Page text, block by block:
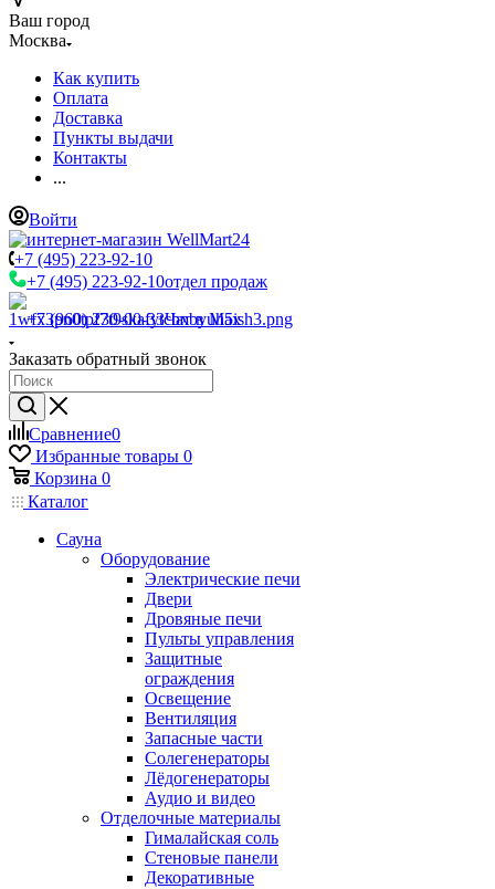
Ваш город
Москва
Как купить
Оплата
Доставка
Пункты выдачи
Контакты
...
Войти
+7 (495) 223-92-10
+7 (495) 223-92-10отдел продаж
+7 (960) 230-00-33Чат в Max
Заказать обратный звонок
Сравнение0
Избранные товары 0
Корзина 0
Каталог
Сауна
Оборудование
Электрические печи
Двери
Дровяные печи
Пульты управления
Защитные
ограждения
Освещение
Вентиляция
Запасные части
Солегенераторы
Лёдогенераторы
Аудио и видео
Отделочные материалы
Гималайская соль
Стеновые панели
Декоративные